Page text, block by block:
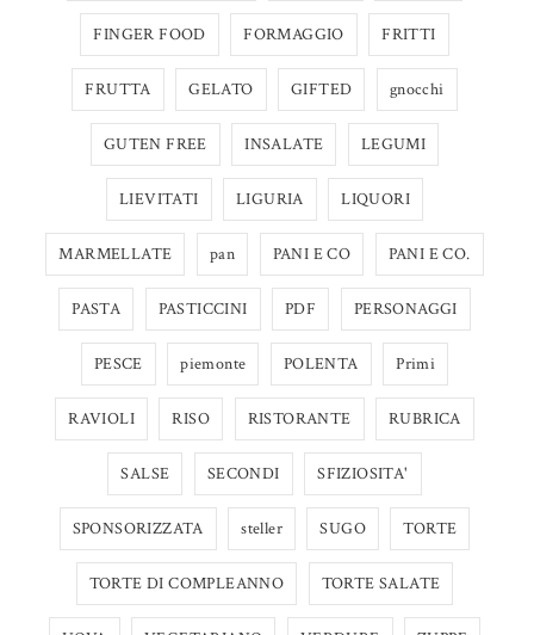
FINGER FOOD FORMAGGIO FRITTI
FRUTTA GELATO GIFTED gnocchi
GUTEN FREE INSALATE LEGUMI
LIEVITATI LIGURIA LIQUORI
MARMELLATE pan PANI E CO PANI E CO.
PASTA PASTICCINI PDF PERSONAGGI
PESCE piemonte POLENTA Primi
RAVIOLI RISO RISTORANTE RUBRICA
SALSE SECONDI SFIZIOSITA'
SPONSORIZZATA steller SUGO TORTE
TORTE DI COMPLEANNO TORTE SALATE